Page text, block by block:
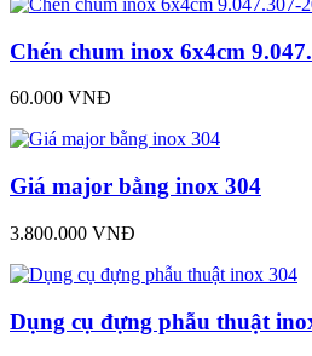
Chén chum inox 6x4cm
60.000 VNĐ
Giá major bằng inox 304
3.800.000 VNĐ
Dụng cụ đựng phẫu thuật